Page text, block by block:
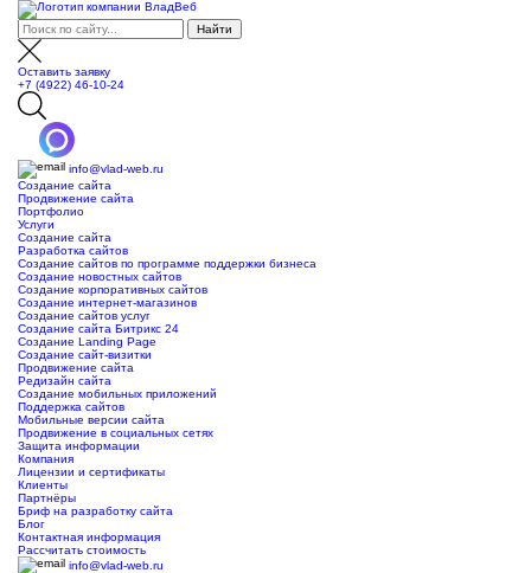
Оставить заявку
+7 (4922) 46-10-24
info@vlad-web.ru
Создание сайта
Продвижение сайта
Портфолио
Услуги
Создание сайта
Разработка сайтов
Создание сайтов по программе поддержки бизнеса
Создание новостных сайтов
Создание корпоративных сайтов
Создание интернет-магазинов
Создание сайтов услуг
Создание сайта Битрикс 24
Создание Landing Page
Создание сайт-визитки
Продвижение сайта
Редизайн сайта
Создание мобильных приложений
Поддержка сайтов
Мобильные версии сайта
Продвижение в социальных сетях
Защита информации
Компания
Лицензии и сертификаты
Клиенты
Партнёры
Бриф на разработку сайта
Блог
Контактная информация
Рассчитать стоимость
info@vlad-web.ru